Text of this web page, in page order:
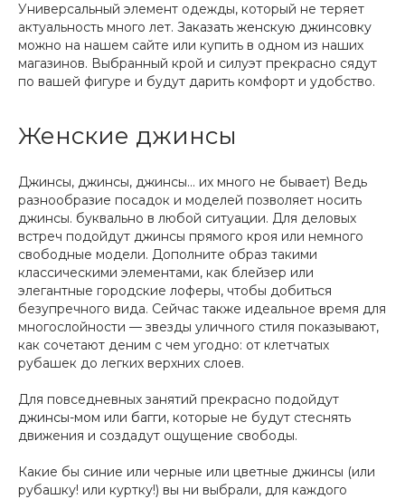
Универсальный элемент одежды, который не теряет
актуальность много лет. Заказать женскую джинсовку
можно на нашем сайте или купить в одном из наших
магазинов. Выбранный крой и силуэт прекрасно сядут
по вашей фигуре и будут дарить комфорт и удобство.
Женские джинсы
Джинсы, джинсы, джинсы... их много не бывает) Ведь
разнообразие посадок и моделей позволяет носить
джинсы. буквально в любой ситуации. Для деловых
встреч подойдут джинсы прямого кроя или немного
свободные модели. Дополните образ такими
классическими элементами, как блейзер или
элегантные городские лоферы, чтобы добиться
безупречного вида. Сейчас также идеальное время для
многослойности — звезды уличного стиля показывают,
как сочетают деним с чем угодно: от клетчатых
рубашек до легких верхних слоев.
Для повседневных занятий прекрасно подойдут
джинсы-мом или багги, которые не будут стеснять
движения и создадут ощущение свободы.
Какие бы синие или черные или цветные джинсы (или
рубашку! или куртку!) вы ни выбрали, для каждого